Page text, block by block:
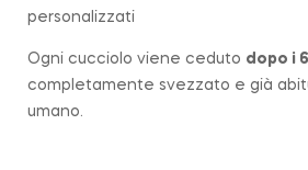
personalizzati
Ogni cucciolo viene ceduto dopo i
completamente svezzato e già
umano.